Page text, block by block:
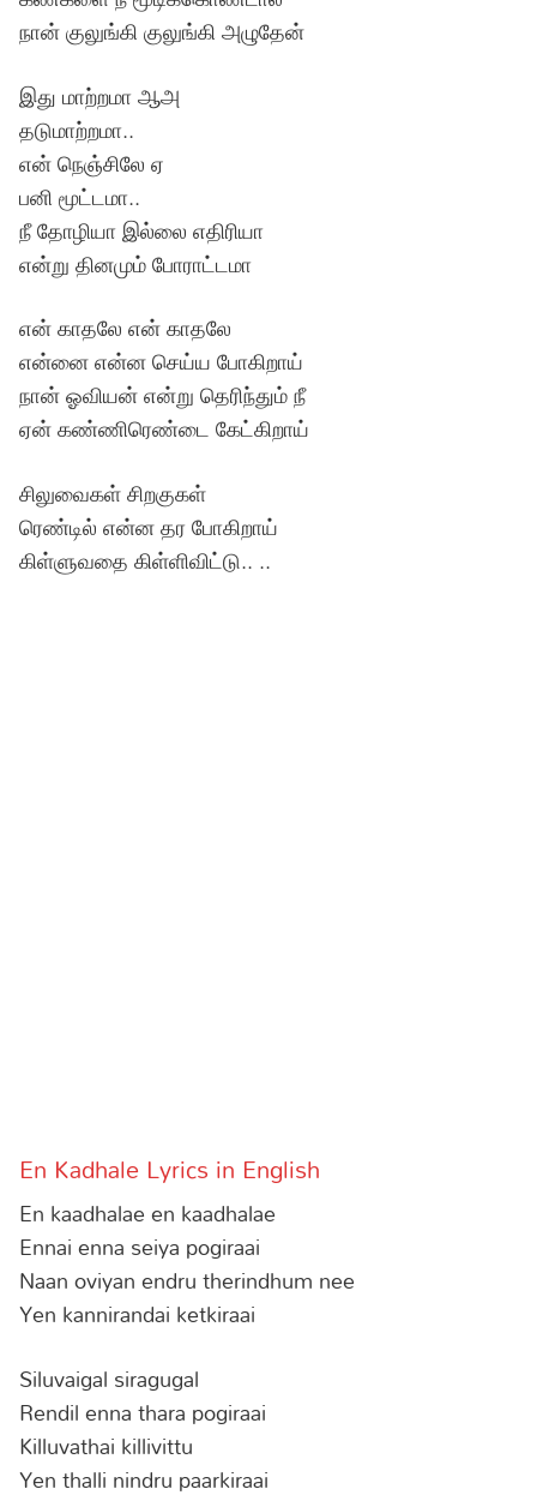
நான் குலுங்கி குலுங்கி அழுதேன்
இது மாற்றமா ஆஅ
தடுமாற்றமா..
என் நெஞ்சிலே ஏ
பனி மூட்டமா..
நீ தோழியா இல்லை எதிரியா
என்று தினமும் போராட்டமா
என் காதலே என் காதலே
என்னை என்ன செய்ய போகிறாய்
நான் ஓவியன் என்று தெரிந்தும் நீ
ஏன் கண்ணிரெண்டை கேட்கிறாய்
சிலுவைகள் சிறகுகள்
ரெண்டில் என்ன தர போகிறாய்
கிள்ளுவதை கிள்ளிவிட்டு.. ..
En Kadhale Lyrics in English
En kaadhalae en kaadhalae
Ennai enna seiya pogiraai
Naan oviyan endru therindhum nee
Yen kannirandai ketkiraai
Siluvaigal siragugal
Rendil enna thara pogiraai
Killuvathai killivittu
Yen thalli nindru paarkiraai